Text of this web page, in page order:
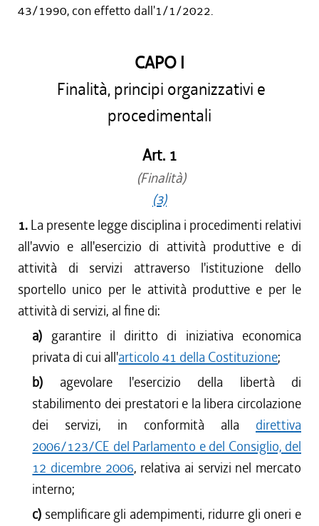
43/1990, con effetto dall'1/1/2022.
CAPO I
Finalità, principi organizzativi e
procedimentali
Art. 1
(Finalità)
(3)
1. La presente legge disciplina i procedimenti relativi
all'avvio e all'esercizio di attività produttive e di
attività di servizi attraverso l'istituzione dello
sportello unico per le attività produttive e per le
attività di servizi, al fine di:
a) garantire il diritto di iniziativa economica
privata di cui all'articolo 41 della Costituzione;
b) agevolare l'esercizio della libertà di
stabilimento dei prestatori e la libera circolazione
dei servizi, in conformità alla direttiva
2006/123/CE del Parlamento e del Consiglio, del
12 dicembre 2006, relativa ai servizi nel mercato
interno;
c) semplificare gli adempimenti, ridurre gli oneri e